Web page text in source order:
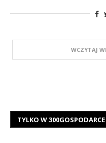
WCZYTAJ
TYLKO W 300GOSPODARCE